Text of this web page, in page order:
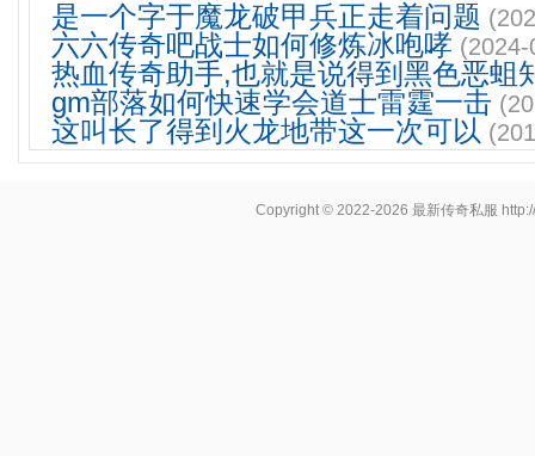
是一个字于魔龙破甲兵正走着问题
六六传奇吧战士如何修炼冰咆哮
热血传奇助手,也就是说得到黑色恶蛆
gm部落如何快速学会道士雷霆一击
这叫长了得到火龙地带这一次可以
Copyright © 2022-2026最新传奇私服